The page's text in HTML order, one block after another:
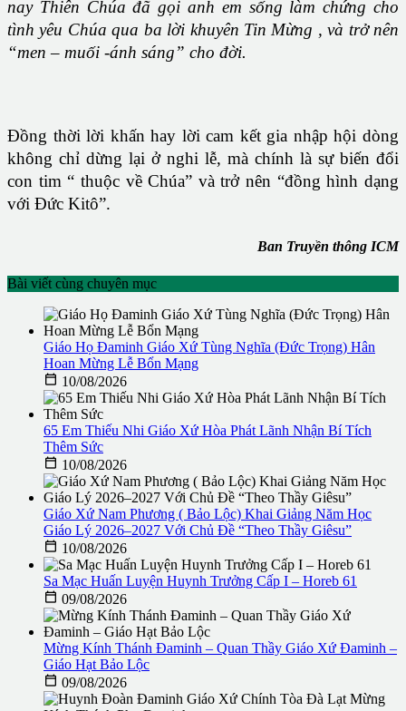
nay Thiên Chúa đã gọi anh em sống làm chứng cho
tình yêu Chúa qua ba lời khuyên Tin Mừng , và trở nên
“men – muối -ánh sáng” cho đời.
Đồng thời lời khấn hay lời cam kết gia nhập hội dòng
không chỉ dừng lại ở nghi lễ, mà chính là sự biến đổi
con tim “ thuộc về Chúa” và trở nên “đồng hình dạng
với Đức Kitô”.
Ban Truyền thông ICM
Bài viết cùng chuyên mục
Giáo Họ Đaminh Giáo Xứ Tùng Nghĩa (Đức Trọng) Hân
Hoan Mừng Lễ Bổn Mạng
 10/08/2026
65 Em Thiếu Nhi Giáo Xứ Hòa Phát Lãnh Nhận Bí Tích
Thêm Sức
 10/08/2026
Giáo Xứ Nam Phương ( Bảo Lộc) Khai Giảng Năm Học
Giáo Lý 2026–2027 Với Chủ Đề “Theo Thầy Giêsu”
 10/08/2026
Sa Mạc Huấn Luyện Huynh Trưởng Cấp I – Horeb 61
 09/08/2026
Mừng Kính Thánh Đaminh – Quan Thầy Giáo Xứ Đaminh –
Giáo Hạt Bảo Lộc
 09/08/2026